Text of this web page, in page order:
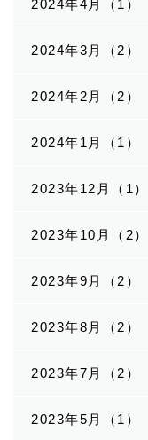
2024年4月（1）
2024年3月（2）
2024年2月（2）
2024年1月（1）
2023年12月（1）
2023年10月（2）
2023年9月（2）
2023年8月（2）
2023年7月（2）
2023年5月（1）